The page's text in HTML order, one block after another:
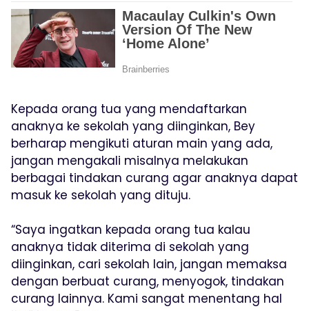
Kepada orang tua yang mendaftarkan
anaknya ke sekolah yang diinginkan, Bey
berharap mengikuti aturan main yang ada,
jangan mengakali misalnya melakukan
berbagai tindakan curang agar anaknya dapat
masuk ke sekolah yang dituju.
“Saya ingatkan kepada orang tua kalau
anaknya tidak diterima di sekolah yang
diinginkan, cari sekolah lain, jangan memaksa
dengan berbuat curang, menyogok, tindakan
curang lainnya. Kami sangat menentang hal